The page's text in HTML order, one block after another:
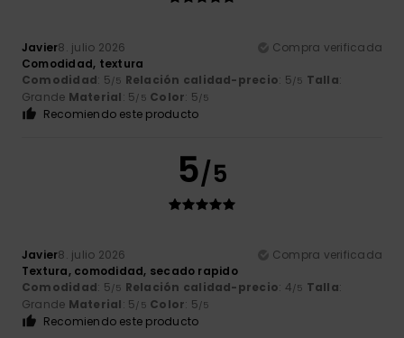
Javier8. julio 2026
Compra verificada
Comodidad, textura
Comodidad: 5/5 Relación calidad-precio: 5/5 Talla:
Grande Material: 5/5 Color: 5/5
Recomiendo este producto
5/5
Javier8. julio 2026
Compra verificada
Textura, comodidad, secado rapido
Comodidad: 5/5 Relación calidad-precio: 4/5 Talla:
Grande Material: 5/5 Color: 5/5
Recomiendo este producto